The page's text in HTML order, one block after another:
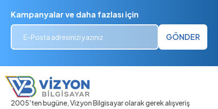
Kampanyalar ve daha fazlası için
GÖNDER
2005'ten bugüne, Vizyon Bilgisayar olarak gerek alışveriş